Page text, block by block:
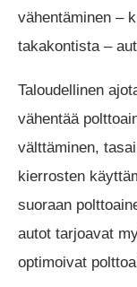
vähentäminen –
takakontista –
Taloudellinen
vähentää
välttäminen,
kierrosten
suoraan
autot tarjoavat
optimoivat